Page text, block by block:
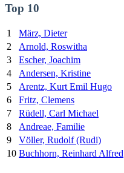
Top 10
1 März, Dieter
2
Arnold, Roswitha
3
Escher, Joachim
4
Andersen, Kristine
5
Arentz, KurtEmil Hugo
6
Fritz, Clemens
7
Rüdell, Carl Michael
8
Andreae, Familie
9
Völler, Rudolf (Rudi)
10 Buchhorn, Reinhard Alfred